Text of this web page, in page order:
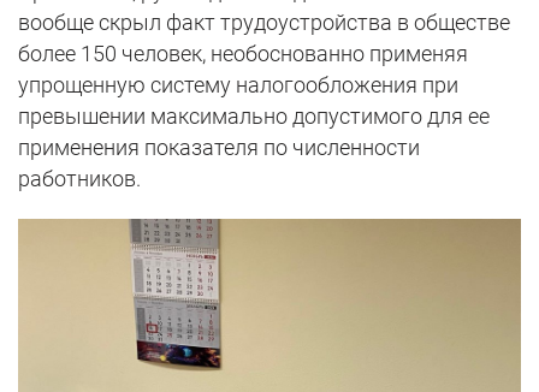
вообще скрыл факт трудоустройства в обществе
более 150 человек, необоснованно применяя
упрощенную систему налогообложения при
превышении максимально допустимого для ее
применения показателя по численности
работников.